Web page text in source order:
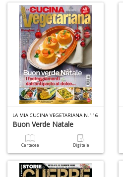
LA MIA CUCINA VEGETARIANA N.116
Buon Verde Natale
Cartacea Digitale